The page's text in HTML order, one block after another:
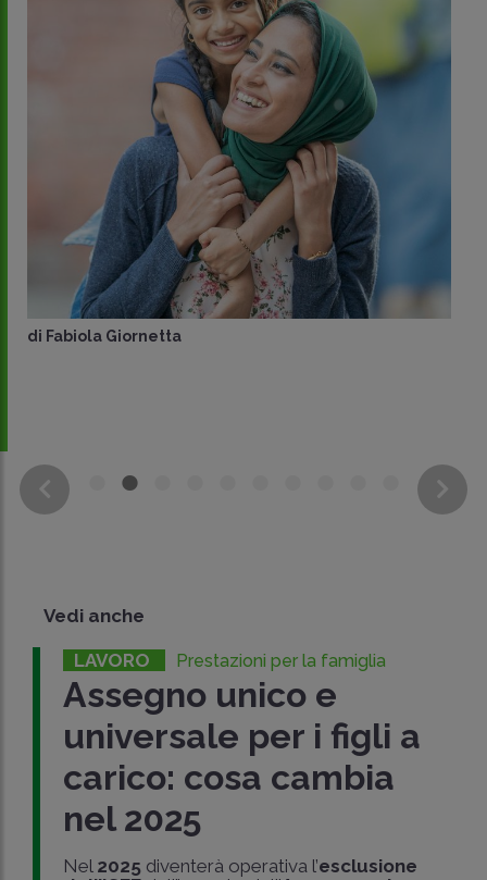
di Fabiola Giornetta
Vedi anche
LAVORO Prestazioni per la famiglia
Assegno unico e
universale per i figli a
carico: cosa cambia
nel 2025
Nel 2025 diventerà operativa l’esclusione